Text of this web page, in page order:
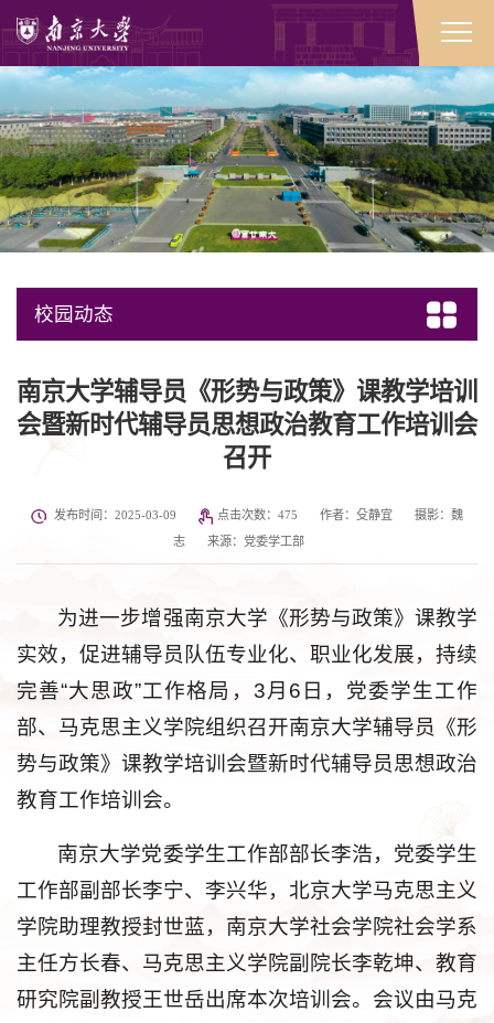
校园动态
南京大学辅导员《形势与政策》课教学培训
会暨新时代辅导员思想政治教育工作培训会
召开
发布时间：2025-03-09 点击次数：475 作者：殳静宜
摄影：魏
志
来源：党委学工部
为进一步增强南京大学《形势与政策》课教学
实效，促进辅导员队伍专业化、职业化发展，持续
完善“大思政”工作格局，3月6日，党委学生工作
部、马克思主义学院组织召开南京大学辅导员《形
势与政策》课教学培训会暨新时代辅导员思想政治
教育工作培训会。
南京大学党委学生工作部部长李浩，党委学生
工作部副部长李宁、李兴华，北京大学马克思主义
学院助理教授封世蓝，南京大学社会学院社会学系
主任方长春、马克思主义学院副院长李乾坤、教育
研究院副教授王世岳出席本次培训会。会议由马克